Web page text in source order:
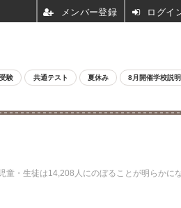
験 共通テスト 夏休み 8月開催学校説
・生徒は14,208人にのぼることが明らかにな
ログイ